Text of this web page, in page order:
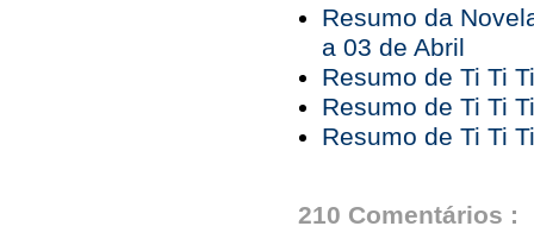
Resumo da
a 03 de Abril
Resumo de Ti Ti
Resumo de Ti Ti
Resumo de Ti Ti
210 Comentários :